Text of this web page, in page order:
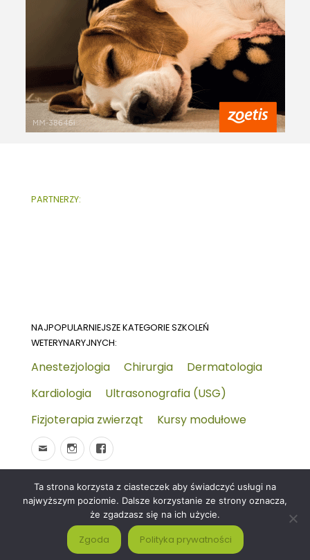
PARTNERZY:
NAJPOPULARNIEJSZE KATEGORIE SZKOLEŃ
WETERYNARYJNYCH:
Anestezjologia Chirurgia
Dermatologia
Kardiologia
Ultrasonografia (USG)
Fizjoterapia zwierząt
Kursy modułowe
© 2026Wydarzenia-wet.pl
Polityka prywatności i
RODO
Czym jest strona KALENDARZ WYDARZEŃ
WETERYNARYJNYCH?
Ta strona korzysta z ciasteczek aby świadczyć usługi na
najwyższym poziomie. Dalsze korzystanie ze strony oznacza,
że zgadzasz się na ich użycie.
Zgoda Polityka prywatności